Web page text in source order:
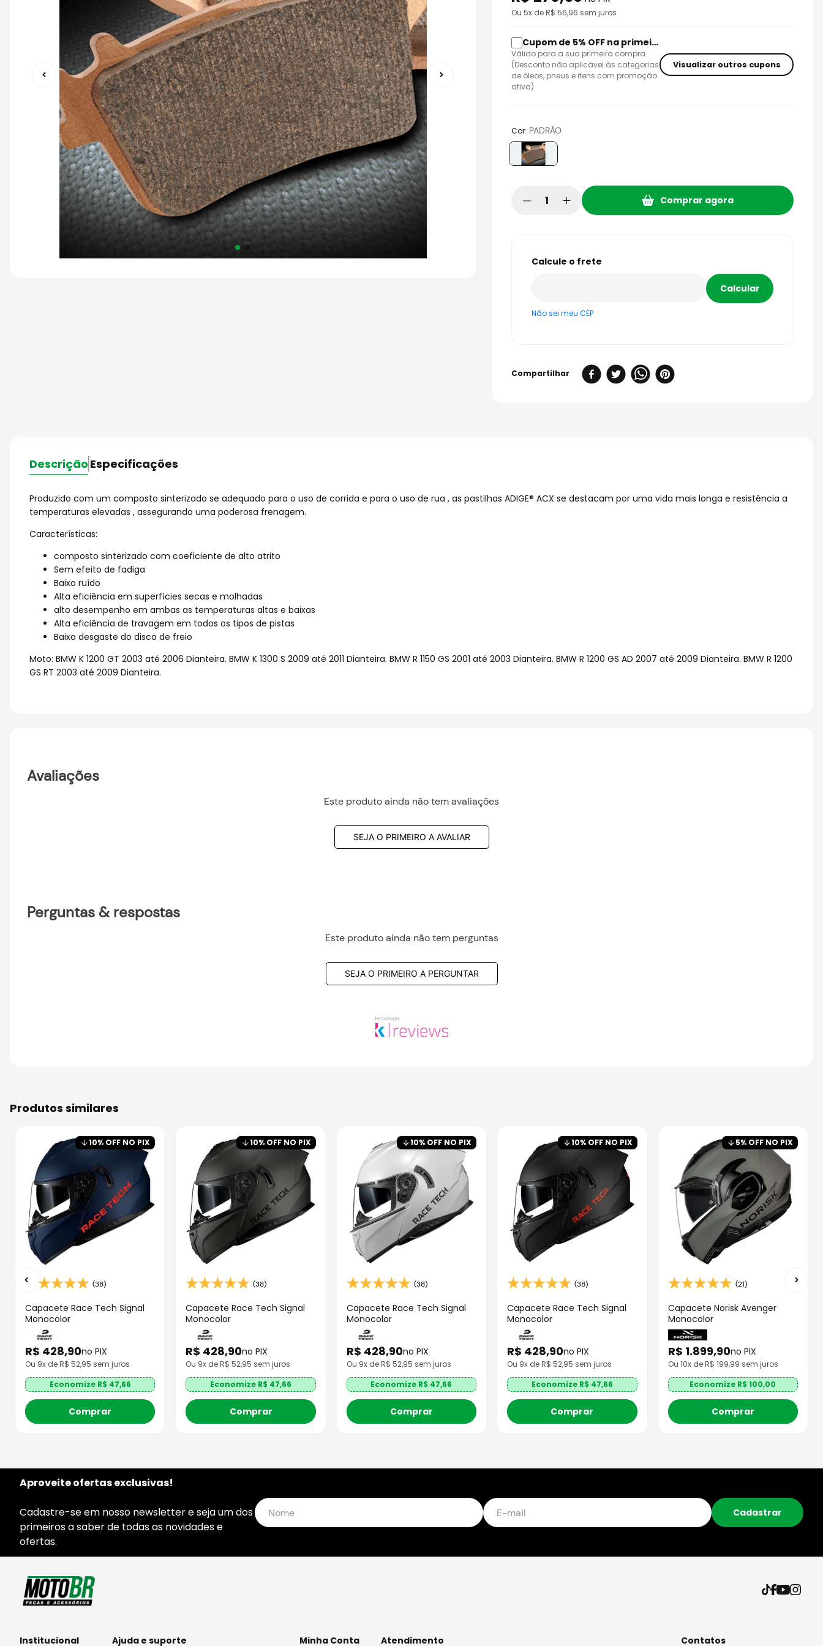
9 º capacete aberto
10º race tech
Ou5x de R$56,96 sem juros
Cupom de 5% OFF na primeira compra
Válido para a sua primeira compra.
(Desconto não aplicável às categorias
de óleos, pneus e itens com promoção
ativa)
Visualizar outros cupons
Cor: PADRÃO
Comprar agora
Não sei meu CEP
Descrição Especificações
Produzido com um composto sinterizado se adequado para o uso de corrida e para o uso de rua , as pastilhas ADIGE® ACX se destacam por uma vida mais longa e resistência a
temperaturas elevadas , assegurando uma poderosa frenagem.
Características:
composto sinterizado com coeficiente de alto atrito
Sem efeito de fadiga
Baixo ruído
Alta eficiência em superfícies secas e molhadas
alto desempenho em ambas as temperaturas altas e baixas
Alta eficiência de travagem em todos os tipos de pistas
Baixo desgaste do disco de freio
Moto: BMW K 1200 GT 2003 até 2006 Dianteira. BMW K 1300 S 2009 até 2011 Dianteira. BMW R 1150 GS 2001 até 2003 Dianteira. BMW R 1200 GS AD 2007 até 2009 Dianteira. BMW R 1200
GS RT 2003 até 2009 Dianteira.
Avaliações
Este produto ainda não tem avaliações
SEJA O PRIMEIRO A AVALIAR
Perguntas & respostas
Este produto ainda não tem perguntas
SEJA O PRIMEIRO A PERGUNTAR
produtos similares
10% OFF NO PIX
(38)
Capacete Race Tech Signal
Monocolor
R$ 428,90no PIX
Ou 9x de R$ 52,95 sem juros
Economize R$ 47,66
Comprar
10% OFF NO PIX
(38)
Capacete Race Tech Signal
Monocolor
R$ 428,90no PIX
Ou 9x de R$52,95 sem juros
Economize R$ 47,66
Comprar
10% OFF NO PIX
(38)
Capacete Race Tech Signal
Monocolor
R$ 428,90no PIX
Ou 9x de R$ 52,95 sem juros
Economize R$ 47,66
Comprar
10% OFF NO PIX
(38)
Capacete Race Tech Signal
Monocolor
R$ 428,90no PIX
Ou 9x de R$52,95 sem juros
Economize R$ 47,66
Comprar
5% OFF NO PIX
(21)
Capacete Norisk Avenger
Monocolor
R$ 1.899,90no PIX
Ou 10x de R$ 199,99 sem juros
Economize R$100,00
Comprar
Aproveite ofertas exclusivas!
Cadastre-se em nosso newsletter e seja um dos
primeiros a saber de todas as novidades e
ofertas.
Cadastrar
Institucional Ajuda e suporte Minha Conta Atendimento Contatos